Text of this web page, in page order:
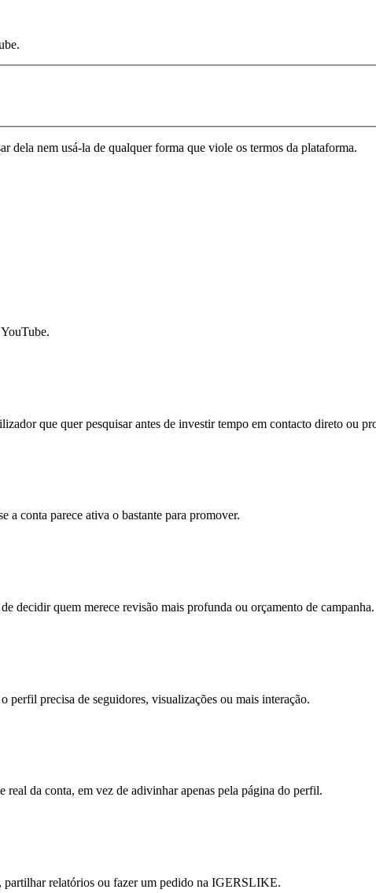
dela nem usá-la de qualquer forma que viole os termos da plataforma.
que quer pesquisar antes de investir tempo em contacto direto ou
a conta parece ativa o bastante para promover.
decidir quem merece revisão mais profunda ou orçamento de campanha.
perfil precisa de seguidores, visualizações ou mais interação.
da conta, em vez de adivinhar apenas pela página do perfil.
relatórios ou fazer um pedido na IGERSLIKE.